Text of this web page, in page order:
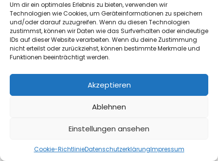
Um dir ein optimales Erlebnis zu bieten, verwenden wir
Technologien wie Cookies, um Geräteinformationen zu speichern
und/oder darauf zuzugreifen. Wenn du diesen Technologien
zustimmst, können wir Daten wie das Surfverhalten oder eindeutige
IDs auf dieser Website verarbeiten. Wenn du deine Zustimmung
nicht erteilst oder zurückziehst, können bestimmte Merkmale und
Funktionen beeinträchtigt werden.
Akzeptieren
Ablehnen
Einstellungen ansehen
Cookie-RichtlinieDatenschutzerklärungImpressum